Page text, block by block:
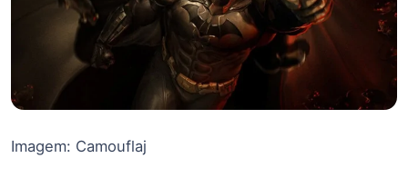
Imagem: Camouflaj